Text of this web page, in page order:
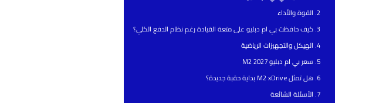
القوة والأداء
كيف حافظت بي ام دبليو على متعة القيادة رغم نظام الدفع الكلي؟
الهيكل والتجهيزات الرياضية
سعر بي ام دبليو M2 2027
هل تمثل M2 xDrive بداية حقبة جديدة؟
الأسئلة الشائعة